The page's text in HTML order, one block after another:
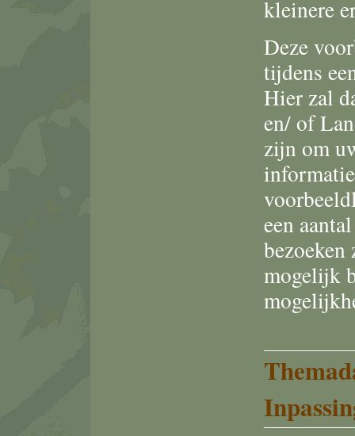
kleinere
Deze
tijdens
Hier zal
en/ of
zijn om
een
bezoeken
mogelijk